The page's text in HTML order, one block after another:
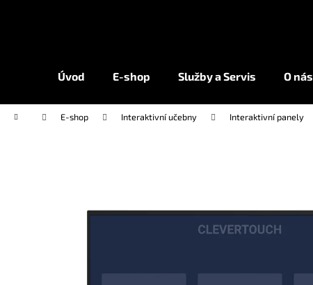
Úvod E-shop Služby a Servis O nás
Domů E-shop Interaktivní učebny Interaktivní panely
obchodu
obchodu